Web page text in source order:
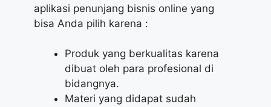
aplikasi penunjang bisnis online yang
bisa Anda pilih karena :
Produk yang berkualitas karena
dibuat oleh para profesional di
bidangnya.
Materi yang didapat sudah